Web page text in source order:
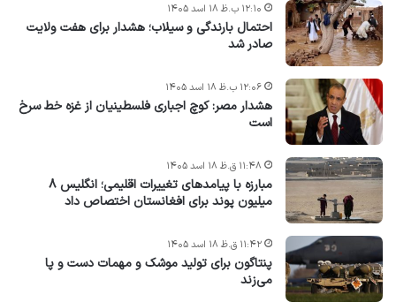
احتمال بارندگی و سیلاب؛ هشدار برای هفت ولایت
صادر شد
۱۲:۱۰ ب.ظ ۱۸ اسد ۱۴۰۵
هشدار مصر: کوچ اجباری فلسطینیان از غزه خط سرخ
است
۱۲:۰۶ ب.ظ ۱۸ اسد ۱۴۰۵
مبارزه با پیامدهای تغییرات اقلیمی؛ انگلیس ۸
میلیون پوند برای افغانستان اختصاص داد
۱۱:۴۸ ق.ظ ۱۸ اسد ۱۴۰۵
پنتاگون برای تولید موشک و مهمات دست و پا
می‌زند
۱۱:۴۲ ق.ظ ۱۸ اسد ۱۴۰۵